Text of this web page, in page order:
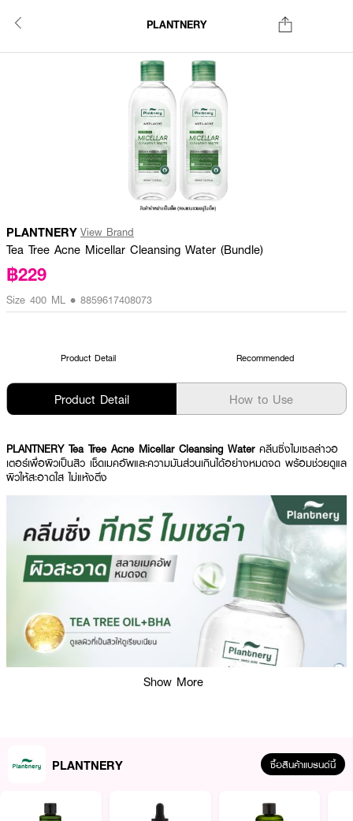
PLANTNERY
PLANTNERY View Brand
Tea Tree Acne Micellar Cleansing Water (Bundle)
฿229
Size 400 ML • 8859617408073
Product Detail Recommended
Product Detail How to Use
PLANTNERY Tea Tree Acne Micellar Cleansing Water คลีนซิ่งไมเซลล่าวอ
เตอร์เพื่อผิวเป็นสิว เช็ดเมคอัพและความมันส่วนเกินได้อย่างหมดจด พร้อมช่วยดูแล
ผิวให้สะอาดใส ไม่แห้งตึง
Show More
PLANTNERY ซื้อสินค้าแบรนด์นี้